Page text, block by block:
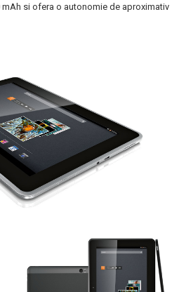
si ofera o autonomie de aproximativ